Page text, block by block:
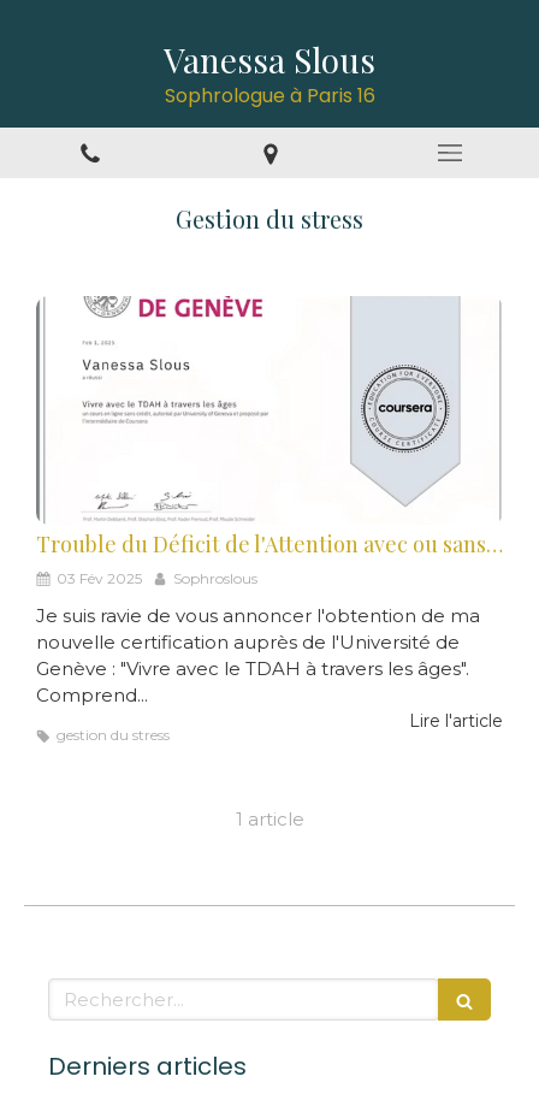
Vanessa Slous
Sophrologue à Paris 16
Gestion du stress
Trouble du Déficit de l'Attention avec ou sans Hyperactivité - TDAH : nouvelle certification
03 Fév 2025 Sophroslous
Je suis ravie de vous annoncer l'obtention de ma
nouvelle certification auprès de l'Université de
Genève : "Vivre avec le TDAH à travers les âges".
Comprend...
Lire l'article
gestion du stress
1 article
Rechercher
Derniers articles